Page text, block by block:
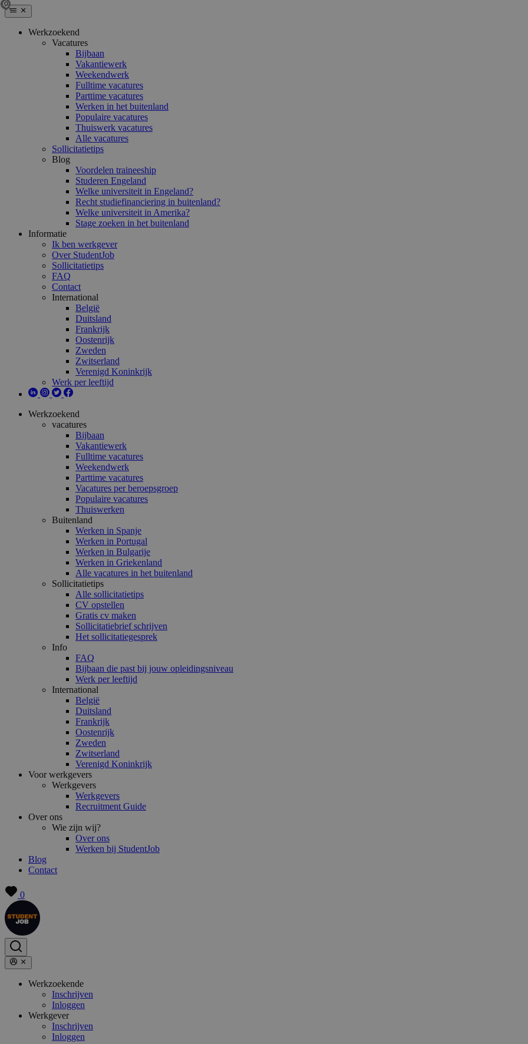
Werkzoekend
Vacatures
Bijbaan
Vakantiewerk
Weekendwerk
Fulltime vacatures
Parttime vacatures
Werken in het buitenland
Populaire vacatures
Thuiswerk vacatures
Alle vacatures
Sollicitatietips
Blog
Voordelen traineeship
Studeren Engeland
Welke universiteit in Engeland?
Recht studiefinanciering in buitenland?
Welke universiteit in Amerika?
Stage zoeken in het buitenland
Informatie
Ik ben werkgever
Over StudentJob
Sollicitatietips
FAQ
Contact
International
België
Duitsland
Frankrijk
Oostenrijk
Zweden
Zwitserland
Verenigd Koninkrijk
Werk per leeftijd
Werkzoekend
vacatures
Bijbaan
Vakantiewerk
Fulltime vacatures
Weekendwerk
Parttime vacatures
Vacatures per beroepsgroep
Populaire vacatures
Thuiswerken
Buitenland
Werken in Spanje
Werken in Portugal
Werken in Bulgarije
Werken in Griekenland
Alle vacatures in het buitenland
Sollicitatietips
Alle sollicitatietips
CV opstellen
Gratis cv maken
Sollicitatiebrief schrijven
Het sollicitatiegesprek
Info
FAQ
Bijbaan die past bij jouw opleidingsniveau
Werk per leeftijd
International
België
Duitsland
Frankrijk
Oostenrijk
Zweden
Zwitserland
Verenigd Koninkrijk
Voor werkgevers
Werkgevers
Werkgevers
Recruitment Guide
Over ons
Wie zijn wij?
Over ons
Werken bij StudentJob
Blog
Contact
0
Werkzoekende
Inschrijven
Inloggen
Werkgever
Inschrijven
Inloggen